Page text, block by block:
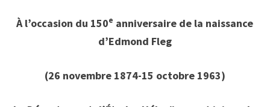
À l’occasion du 150e anniversaire de la naissance
d’Edmond Fleg
(26 novembre 1874-15 octobre 1963)